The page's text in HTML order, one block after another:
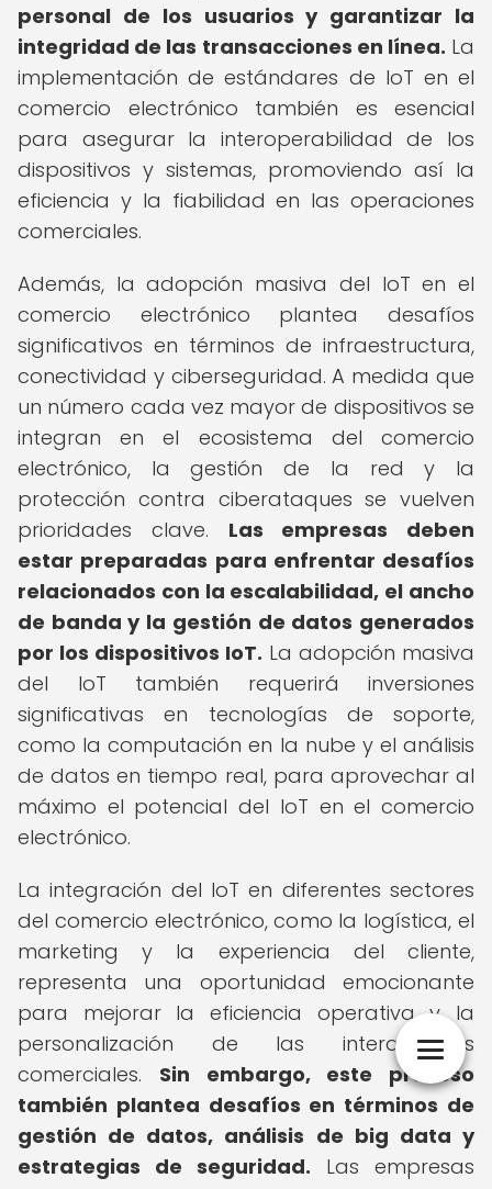
personal de los usuarios y garantizar la
integridad de las transacciones en línea. La
implementación de estándares de IoT en el
comercio electrónico también es esencial
para asegurar la interoperabilidad de los
dispositivos y sistemas, promoviendo así la
eficiencia y la fiabilidad en las operaciones
comerciales.
Además, la adopción masiva del IoT en el
comercio electrónico plantea desafíos
significativos en términos de infraestructura,
conectividad y ciberseguridad. A medida que
un número cada vez mayor de dispositivos se
integran en el ecosistema del comercio
electrónico, la gestión de la red y la
protección contra ciberataques se vuelven
prioridades clave. Las empresas deben
estar preparadas para enfrentar desafíos
relacionados con la escalabilidad, el ancho
de banda y la gestión de datos generados
por los dispositivos IoT. La adopción masiva
del IoT también requerirá inversiones
significativas en tecnologías de soporte,
como la computación en la nube y el análisis
de datos en tiempo real, para aprovechar al
máximo el potencial del IoT en el comercio
electrónico.
La integración del IoT en diferentes sectores
del comercio electrónico, como la logística, el
marketing y la experiencia del cliente,
representa una oportunidad emocionante
para mejorar la eficiencia operativa y la
personalización de las interacciones
comerciales. Sin embargo, este proceso
también plantea desafíos en términos de
gestión de datos, análisis de big data y
estrategias de seguridad. Las empresas